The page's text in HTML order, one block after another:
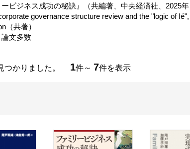
ービジネス成功の秘訣』（共編著、中央経済社、2025年
governance structure review and the "logic of
（共著）
文多数
つかりました。 1件～ 7件を表示